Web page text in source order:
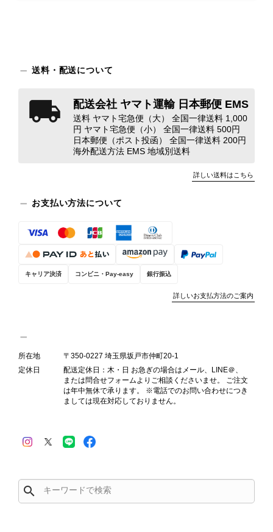
この度はご購入いただき、そして素敵
商品を無事にお受け取りいただき、ま
た迅速にお届けできたとのこと、大変
安心いたしました！ さらに、「思っ
た以上に素敵なお品でした」とのお言
葉をいただき、スタッフ一同とても嬉
しく、何よりの励みになります。 ぜ
ひこちらの商品を末永くご愛用いただ
けましたら幸いです。 また気になる
ら、いつでもお気軽にご相談くださ
い。 またご縁がございましたら、ぜ
ひよろしくお願いいたします。
2026/07/16
送料・配送について
配送会社 ヤマト運輸 日本郵便 EMS
送料 ヤマト宅急便（大） 全国一律送料 1,000
円 ヤマト宅急便（小） 全国一律送料 500円
日本郵便（ポスト投函） 全国一律送料 200円
海外配送方法 EMS 地域別送料
詳しい送料はこちら
お支払い方法について
キャリア決済 コンビニ・Pay-easy 銀行振込
詳しいお支払方法のご案内
所在地
〒350-0227 埼玉県坂戸市仲町20-1
定休日
配送定休日：木・日 お急ぎの場合はメール、LINE＠、
または問合せフォームよりご相談くださいませ。 ご注文
は年中無休で承ります。 ※電話でのお問い合わせにつき
ましては現在対応しておりません。
search